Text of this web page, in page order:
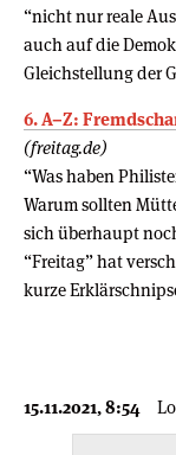
“nicht nur reale
auch auf die
Gleichstellung der
6. A–Z:
(freitag.de)
“Was haben
Warum sollten
sich überhaupt
“Freitag” hat
kurze
15.11.2021, 8:54